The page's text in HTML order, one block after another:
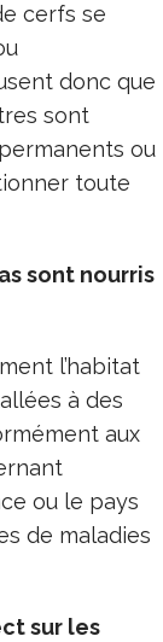
cerfs se
donc que
sont
ou
toute
sont nourris
l’habitat
à des
aux
ou le pays
de maladies
sur les